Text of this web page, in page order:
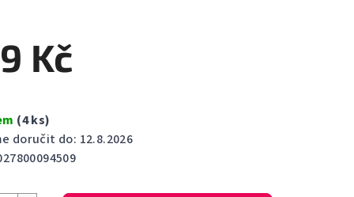
Kč
(4 ks)
doručit do: 12.8.2026